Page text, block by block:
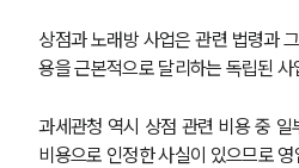
상점과 노래방 사업은 관련 법령과
용을 근본적으로 달리하는 독립된 사
과세관청 역시 상점 관련 비용 중
비용으로 인정한 사실이 있으므로